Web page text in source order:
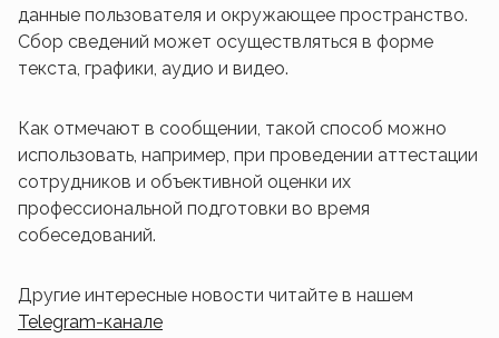
данные пользователя и окружающее пространство.
Сбор сведений может осуществляться в форме
текста, графики, аудио и видео.
Как отмечают в сообщении, такой способ можно
использовать, например, при проведении аттестации
сотрудников и объективной оценки их
профессиональной подготовки во время
собеседований.
Другие интересные новости читайте в нашем
Telegram-канале